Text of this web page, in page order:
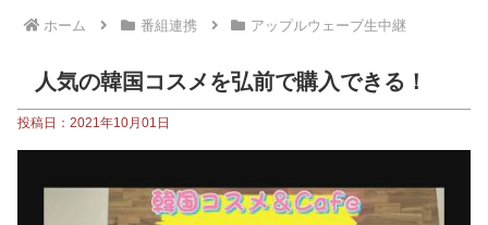
ホーム 番組連携 アップルウェーブ生中継
人気の韓国コスメを弘前で購入できる！
投稿日：2021年10月01日